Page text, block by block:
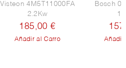
Visteon 4M5T11000FA
2.2Kw
185,00 €
Añadir al Carro
Bosch
Añadir